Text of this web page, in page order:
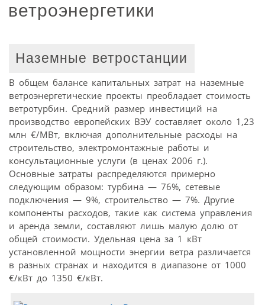
ветроэнергетики
Наземные ветростанции
В общем балансе капитальных затрат на наземные
ветроэнергетические проекты преобладает стоимость
ветротурбин. Средний размер инвестиций на
производство европейских ВЭУ составляет около 1,23
млн €/МВт, включая дополнительные расходы на
строительство, электромонтажные работы и
консультационные услуги (в ценах 2006 г.).
Основные затраты распределяются примерно
следующим образом: турбина — 76%, сетевые
подключения — 9%, строительство — 7%. Другие
компоненты расходов, такие как система управления
и аренда земли, составляют лишь малую долю от
общей стоимости. Удельная цена за 1 кВт
установленной мощности энергии ветра различается
в разных странах и находится в диапазоне от 1000
€/кВт до 1350 €/кВт.